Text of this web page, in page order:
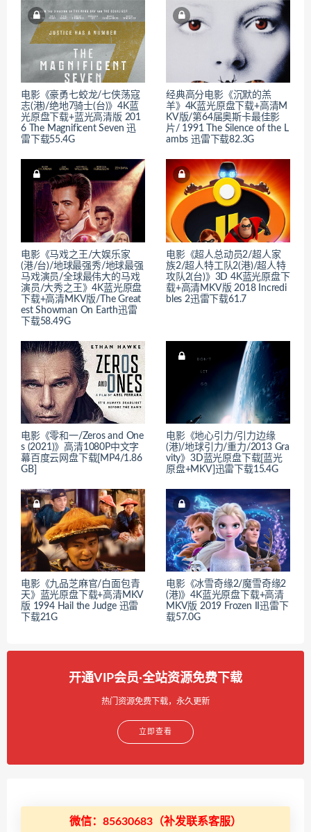
电影《豪勇七蛟龙/七侠荡寇
志(港)/绝地7骑士(台)》4K蓝
光原盘下载+蓝光高清版 201
6 The Magnificent Seven 迅
雷下载55.4G
经典高分电影《沉默的羔
羊》4K蓝光原盘下载+高清M
KV版/第64届奥斯卡最佳影
片/ 1991 The Silence of the L
ambs 迅雷下载82.3G
电影《马戏之王/大娱乐家
(港/台)/地球最强秀/地球最强
马戏演员/全球最伟大的马戏
演员/大秀之王》4K蓝光原盘
下载+高清MKV版/The Great
est Showman On Earth迅雷
下载58.49G
电影《超人总动员2/超人家
族2/超人特工队2(港)/超人特
攻队2(台)》3D 4K蓝光原盘下
载+高清MKV版 2018 Incredi
bles 2迅雷下载61.7
电影《零和一/Zeros and One
s (2021)》高清1080P中文字
幕百度云网盘下载[MP4/1.86
GB]
电影《地心引力/引力边缘
(港)/地球引力/重力/2013 Gra
vity》3D蓝光原盘下载[蓝光
原盘+MKV]迅雷下载15.4G
电影《九品芝麻官/白面包青
天》蓝光原盘下载+高清MKV
版 1994 Hail the Judge 迅雷
下载21G
电影《冰雪奇缘2/魔雪奇缘2
(港)》4K蓝光原盘下载+高清
MKV版 2019 Frozen II迅雷下
载57.0G
开通VIP会员·全站资源免费下载
热门资源免费下载，永久更新
立即查看
微信：85630683（补发联系客服）